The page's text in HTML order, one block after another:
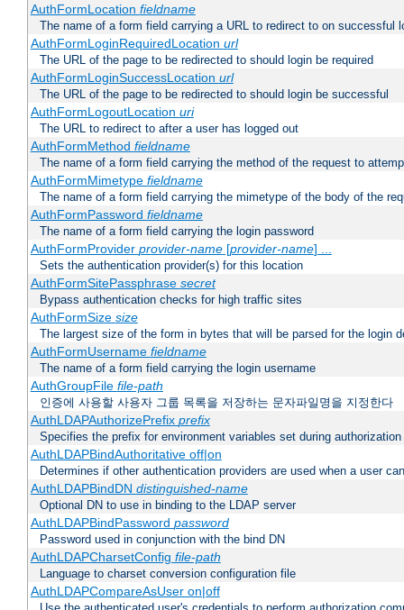
AuthFormLocation fieldname
The name of a form field carrying a URL to redirect to on successful
AuthFormLoginRequiredLocation url
The URL of the page to be redirected to should login be required
AuthFormLoginSuccessLocation url
The URL of the page to be redirected to should login be successful
AuthFormLogoutLocation uri
The URL to redirect to after a user has logged out
AuthFormMethod fieldname
The name of a form field carrying the method of the request to
AuthFormMimetype fieldname
The name of a form field carrying the mimetype of the body of the
AuthFormPassword fieldname
The name of a form field carrying the login password
AuthFormProvider provider-name[provider-name] ...
Sets the authentication provider(s) for this location
AuthFormSitePassphrase secret
Bypass authentication checks for high traffic sites
AuthFormSize size
The largest size of the form in bytes that will be parsed for the login
AuthFormUsername fieldname
The name of a form field carrying the login username
AuthGroupFile file-path
인증에 사용할 사용자 그룹 목록을 저장하는 문자파일명을 지정한다
AuthLDAPAuthorizePrefix prefix
Specifies the prefix for environment variables set during authorization
AuthLDAPBindAuthoritative off|on
Determines if other authentication providers are used when a user
AuthLDAPBindDN distinguished-name
Optional DN to use in binding to the LDAP server
AuthLDAPBindPassword password
Password used in conjunction with the bind DN
AuthLDAPCharsetConfig file-path
Language to charset conversion configuration file
AuthLDAPCompareAsUser on|off